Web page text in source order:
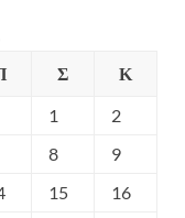
Σ
Κ
1
2
8
9
15
16